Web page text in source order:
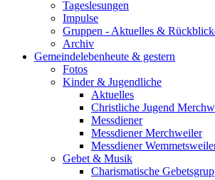
Tageslesungen
Impulse
Gruppen - Aktuelles &
Archiv
Gemeindelebenheute & gestern
Fotos
Kinder & Jugendliche
Aktuelles
Christliche Jugend
Messdiener
Messdiener Merchweiler
Messdiener
Gebet & Musik
Charismatische